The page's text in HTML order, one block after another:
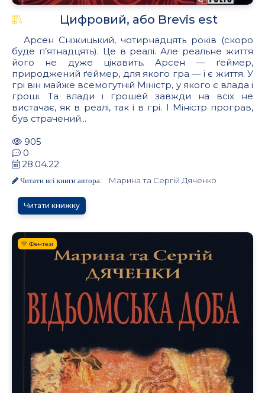
Цифровий, або Brevis est
Арсен Сніжицький, чотирнадцять років (скоро
буде п’ятнадцять). Це в реалі. Але реальне життя
його не дуже цікавить. Арсен — ґеймер,
природжений ґеймер, для якого гра — і є життя. У
грі він майже всемогутній Міністр, у якого є влада і
гроші. Та влади і грошей завжди на всіх не
вистачає, як в реалі, так і в грі. І Міністр програв,
був страчений...
905
0
28.04.22
Читати всі книги автора: Марина та Сергій Дяченко
Читати книжку
💛 Фентезі